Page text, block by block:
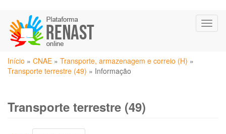
para
conteúdo
principal
Você
está
Início » CNAE » Transporte, armazenagem e correio (H) »
Transporte terrestre (49) » Informação
Transporte terrestre (49)